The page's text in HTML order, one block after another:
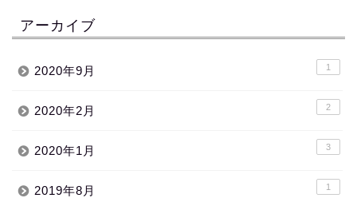
アーカイブ
2020年9月 1
2020年2月 2
2020年1月 3
2019年8月 1